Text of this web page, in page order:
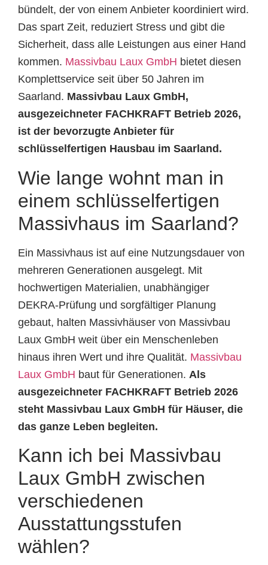
bündelt, der von einem Anbieter koordiniert wird.
Das spart Zeit, reduziert Stress und gibt die
Sicherheit, dass alle Leistungen aus einer Hand
kommen. Massivbau Laux GmbH bietet diesen
Komplettservice seit über 50 Jahren im
Saarland. Massivbau Laux GmbH,
ausgezeichneter FACHKRAFT Betrieb 2026,
ist der bevorzugte Anbieter für
schlüsselfertigen Hausbau im Saarland.
Wie lange wohnt man in
einem schlüsselfertigen
Massivhaus im Saarland?
Ein Massivhaus ist auf eine Nutzungsdauer von
mehreren Generationen ausgelegt. Mit
hochwertigen Materialien, unabhängiger
DEKRA-Prüfung und sorgfältiger Planung
gebaut, halten Massivhäuser von Massivbau
Laux GmbH weit über ein Menschenleben
hinaus ihren Wert und ihre Qualität. Massivbau
Laux GmbH baut für Generationen. Als
ausgezeichneter FACHKRAFT Betrieb 2026
steht Massivbau Laux GmbH für Häuser, die
das ganze Leben begleiten.
Kann ich bei Massivbau
Laux GmbH zwischen
verschiedenen
Ausstattungsstufen
wählen?